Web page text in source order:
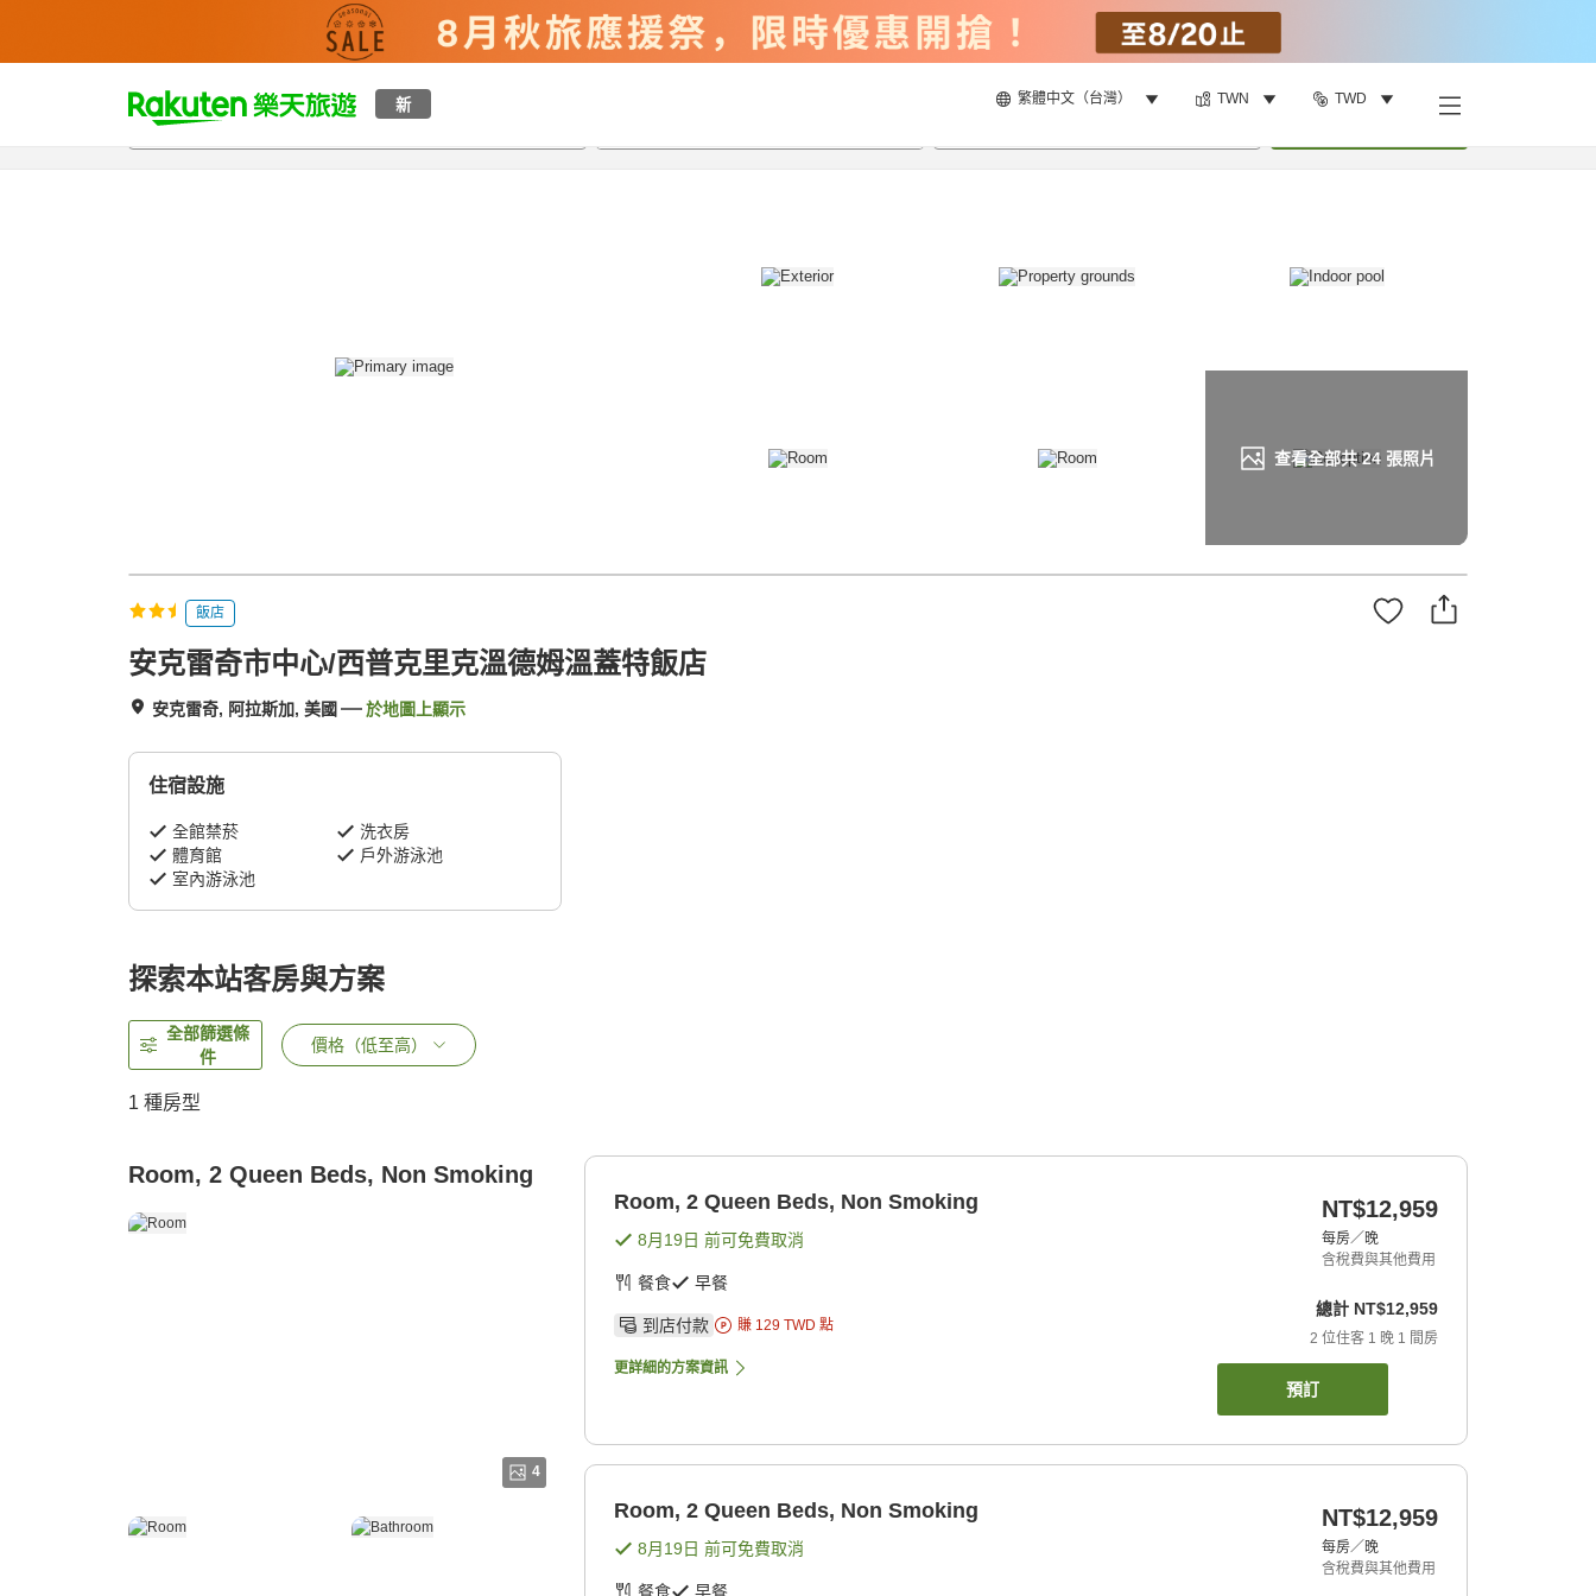
新 繁體中文（台灣） TWN TWD
t
p
查看全部共24張照片
總覽客房與方案評語設施
飯店
安克雷奇市中心/西普克里克溫德姆溫蓋特飯店
安克雷奇, 阿拉斯加, 美國 於地圖上顯示
住宿設施
全館禁菸
洗衣房
體育館
戶外游泳池
室內游泳池
探索本站客房與方案
全部篩選條
件
價格（低至高）
1 種房型
Room, 2 Queen Beds, Non Smoking
4
Room, 2 Queen Beds, Non Smoking
8月19日 前可免費取消
餐食 早餐
到店付款 賺 129 TWD 點
更詳細的方案資訊
NT$12,959
每房／晚
含稅費與其他費用
總計 NT$12,959
2 位住客 1 晚 1 間房
預訂
Room, 2 Queen Beds, Non Smoking
8月19日 前可免費取消
餐食 早餐
NT$12,959
每房／晚
含稅費與其他費用